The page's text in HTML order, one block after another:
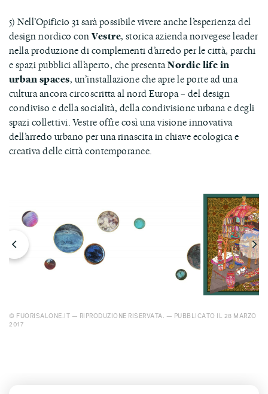
5) Nell’Opificio 31 sarà possibile vivere anche l’esperienza del
design nordico conVestre, storica azienda norvegese leader
nella produzione di complementi d’arredo per le città, parchi
e spazi pubblici all’aperto, che presentaNordic life in
urban spaces, un’installazione che apre le porte ad una
cultura ancora circoscritta al nord Europa – del design
condiviso e della socialità, della condivisione urbana e degli
spazi collettivi. Vestre offre così una visione innovativa
dell’arredo urbano per una rinascita in chiave ecologica e
creativa delle città contemporanee.
© FUORISALONE.IT — RIPRODUZIONE RISERVATA. — PUBBLICATO IL 28 MARZO
2017